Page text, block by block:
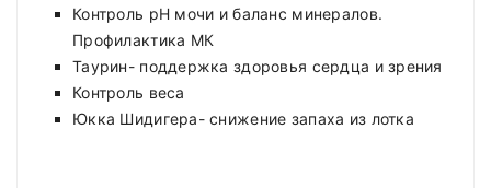
Контроль рН мочи и баланс минералов.
Профилактика МК
Таурин- поддержка здоровья сердца и зрения
Контроль веса
Юкка Шидигера- снижение запаха из лотка